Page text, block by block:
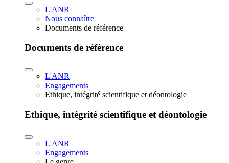
L'ANR
Nous connaître
Documents de référence
Documents de référence
L'ANR
Engagements
Ethique, intégrité scientifique et déontologie
Ethique, intégrité scientifique et déontologie
L'ANR
Engagements